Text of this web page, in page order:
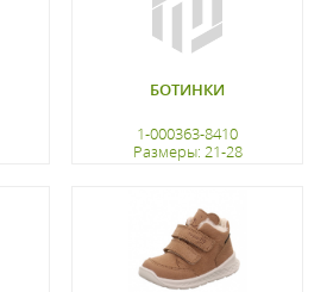
БОТИНКИ
1-000363-8410
Размеры: 21-28